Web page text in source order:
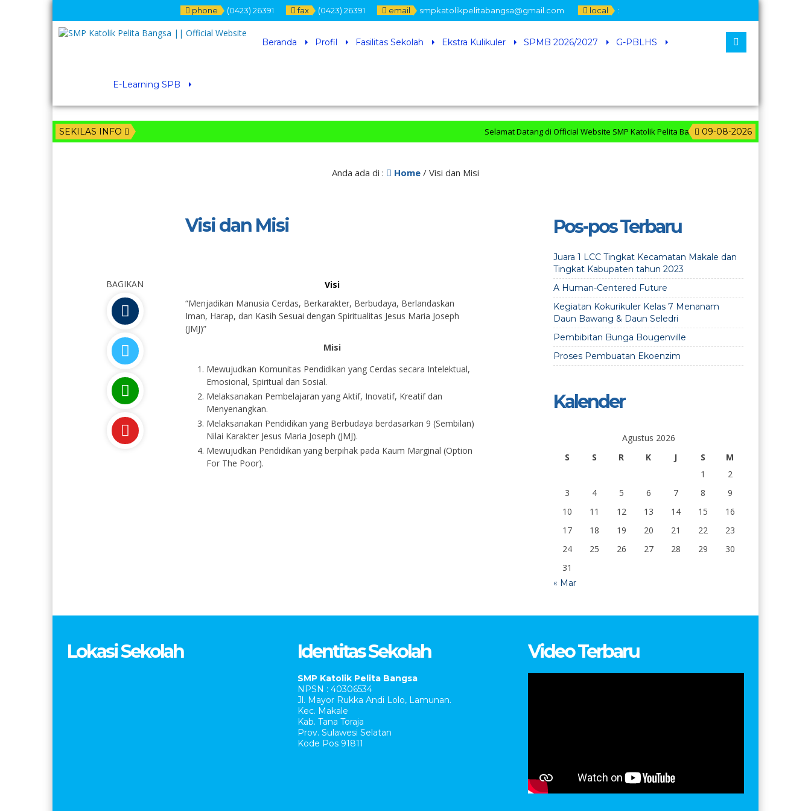
phone (0423) 26391 fax (0423) 26391 email smpkatolikpelitabangsa@gmail.com local :
Beranda Profil Fasilitas Sekolah Ekstra Kulikuler SPMB 2026/2027 G-PBLHS
E-Learning SPB
SEKILAS INFO 09-08-2026
Selamat Datang di Official Website SMP Katolik Pelita Bangsa
Anda ada di : Home / Visi dan Misi
Visi dan Misi
BAGIKAN
Visi
“Menjadikan Manusia Cerdas, Berkarakter, Berbudaya, Berlandaskan
Iman, Harap, dan Kasih Sesuai dengan Spiritualitas Jesus Maria Joseph
(JMJ)”
Misi
Mewujudkan Komunitas Pendidikan yang Cerdas secara Intelektual,
Emosional, Spiritual dan Sosial.
Melaksanakan Pembelajaran yang Aktif, Inovatif, Kreatif dan
Menyenangkan.
Melaksanakan Pendidikan yang Berbudaya berdasarkan 9 (Sembilan)
Nilai Karakter Jesus Maria Joseph (JMJ).
Mewujudkan Pendidikan yang berpihak pada Kaum Marginal (Option
For The Poor).
Pos-pos Terbaru
Juara 1 LCC Tingkat Kecamatan Makale dan
Tingkat Kabupaten tahun 2023
A Human-Centered Future
Kegiatan Kokurikuler Kelas 7 Menanam
Daun Bawang & Daun Seledri
Pembibitan Bunga Bougenville
Proses Pembuatan Ekoenzim
Kalender
Agustus 2026
S
S R K J S
M
1
2
3
4 5 6 7 8
9
10
11 12 13 14 15
16
17
18 19 20 21 22
23
24
25 26 27 28 29
30
31
« Mar
Lokasi Sekolah Identitas Sekolah
SMP Katolik Pelita Bangsa
NPSN : 40306534
Jl. Mayor Rukka Andi Lolo, Lamunan.
Kec. Makale
Kab. Tana Toraja
Prov. Sulawesi Selatan
Kode Pos 91811
Video Terbaru